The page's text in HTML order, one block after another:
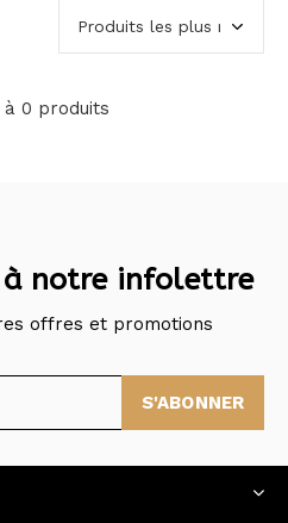
à 0 produits
à notre infolettre
offres et promotions
S'ABONNER